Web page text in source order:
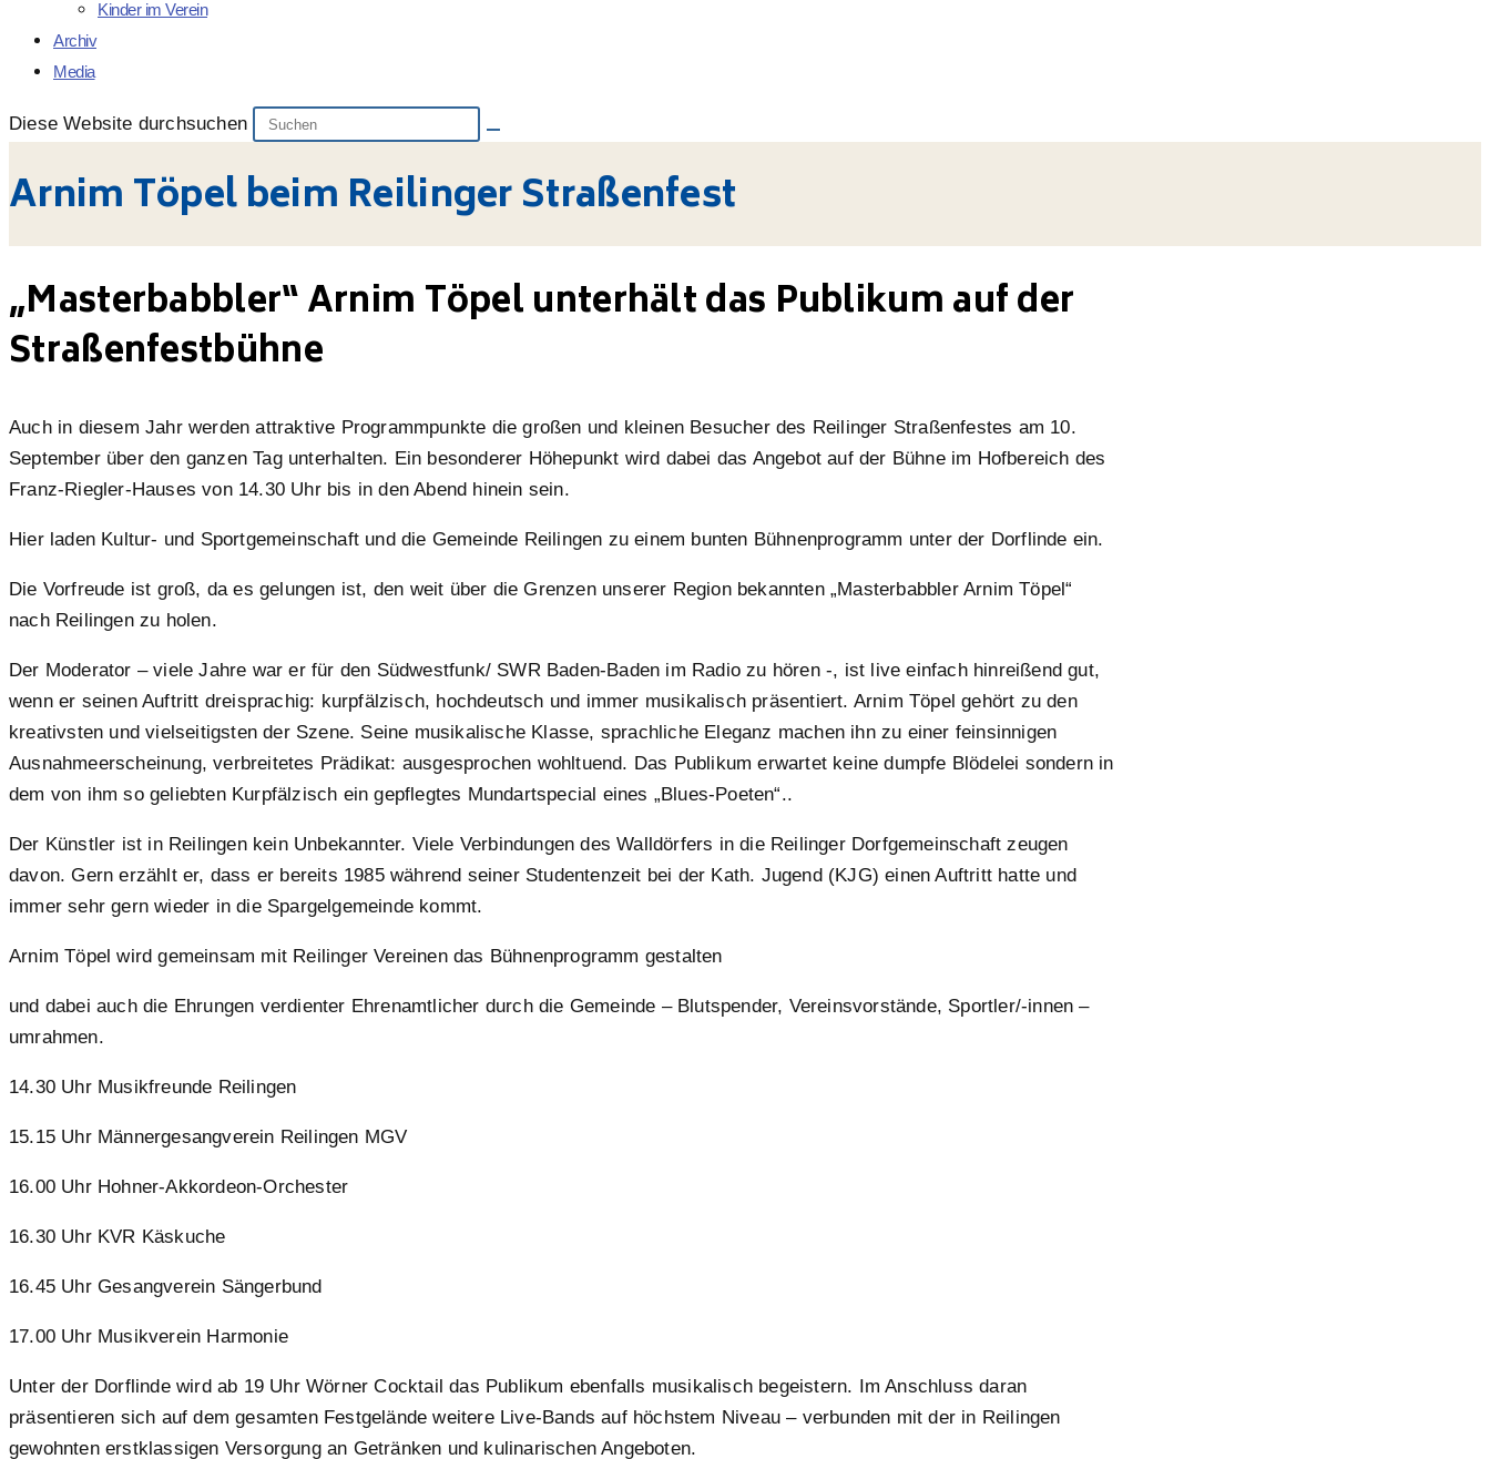
Kinder im Verein
Archiv
Media
Diese Website durchsuchen
Arnim Töpel beim Reilinger Straßenfest
„Masterbabbler“ Arnim Töpel unterhält das Publikum auf der
Straßenfestbühne
Auch in diesem Jahr werden attraktive Programmpunkte die großen und kleinen Besucher des Reilinger Straßenfestes am 10.
September über den ganzen Tag unterhalten. Ein besonderer Höhepunkt wird dabei das Angebot auf der Bühne im Hofbereich des
Franz-Riegler-Hauses von 14.30 Uhr bis in den Abend hinein sein.
Hier laden Kultur- und Sportgemeinschaft und die Gemeinde Reilingen zu einem bunten Bühnenprogramm unter der Dorflinde ein.
Die Vorfreude ist groß, da es gelungen ist, den weit über die Grenzen unserer Region bekannten „Masterbabbler Arnim Töpel“
nach Reilingen zu holen.
Der Moderator – viele Jahre war er für den Südwestfunk/ SWR Baden-Baden im Radio zu hören -, ist live einfach hinreißend gut,
wenn er seinen Auftritt dreisprachig: kurpfälzisch, hochdeutsch und immer musikalisch präsentiert. Arnim Töpel gehört zu den
kreativsten und vielseitigsten der Szene. Seine musikalische Klasse, sprachliche Eleganz machen ihn zu einer feinsinnigen
Ausnahmeerscheinung, verbreitetes Prädikat: ausgesprochen wohltuend. Das Publikum erwartet keine dumpfe Blödelei sondern in
dem von ihm so geliebten Kurpfälzisch ein gepflegtes Mundartspecial eines „Blues-Poeten“..
Der Künstler ist in Reilingen kein Unbekannter. Viele Verbindungen des Walldörfers in die Reilinger Dorfgemeinschaft zeugen
davon. Gern erzählt er, dass er bereits 1985 während seiner Studentenzeit bei der Kath. Jugend (KJG) einen Auftritt hatte und
immer sehr gern wieder in die Spargelgemeinde kommt.
Arnim Töpel wird gemeinsam mit Reilinger Vereinen das Bühnenprogramm gestalten
und dabei auch die Ehrungen verdienter Ehrenamtlicher durch die Gemeinde – Blutspender, Vereinsvorstände, Sportler/-innen –
umrahmen.
14.30 Uhr Musikfreunde Reilingen
15.15 Uhr Männergesangverein Reilingen MGV
16.00 Uhr Hohner-Akkordeon-Orchester
16.30 Uhr KVR Käskuche
16.45 Uhr Gesangverein Sängerbund
17.00 Uhr Musikverein Harmonie
Unter der Dorflinde wird ab 19 Uhr Wörner Cocktail das Publikum ebenfalls musikalisch begeistern. Im Anschluss daran
präsentieren sich auf dem gesamten Festgelände weitere Live-Bands auf höchstem Niveau – verbunden mit der in Reilingen
gewohnten erstklassigen Versorgung an Getränken und kulinarischen Angeboten.